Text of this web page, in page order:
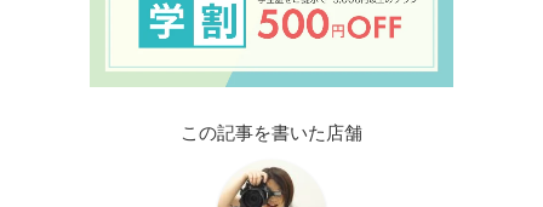
この記事を書いた店舗